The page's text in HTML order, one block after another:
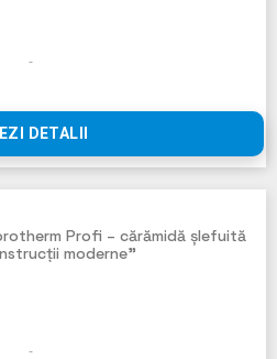
DETALII
Profi – cărămidă șlefuită
moderne”